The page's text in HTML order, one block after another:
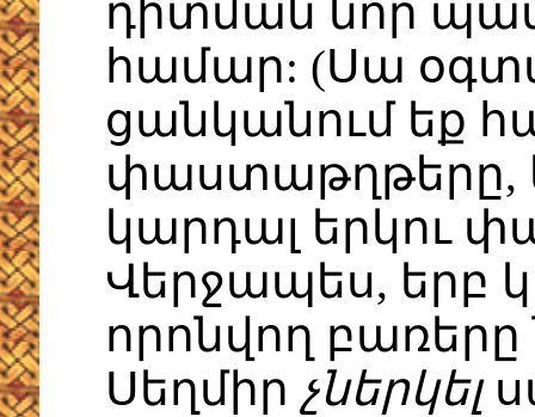
դիտման նոր
համար: (Սա
ցանկանում եք
փաստաթղթերը,
կարդալ երկու
Վերջապես, երբ
որոնվող բառերը
Սեղմիր չներկել